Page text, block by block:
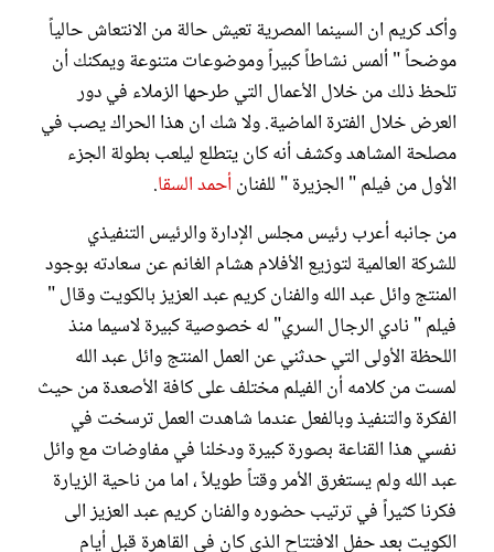
وأكد كريم ان السينما المصرية تعيش حالة من الانتعاش حالياً
موضحاً " ألمس نشاطاً كبيراً وموضوعات متنوعة ويمكنك أن
تلحظ ذلك من خلال الأعمال التي طرحها الزملاء في دور
العرض خلال الفترة الماضية. ولا شك ان هذا الحراك يصب في
مصلحة المشاهد وكشف أنه كان يتطلع ليلعب بطولة الجزء
الأول من فيلم " الجزيرة " للفنانأحمد السقا.
من جانبه أعرب رئيس مجلس الإدارة والرئيس التنفيذي
للشركة العالمية لتوزيع الأفلام هشام الغانم عن سعادته بوجود
المنتج وائل عبد الله والفنان كريم عبد العزيز بالكويت وقال "
فيلم " نادي الرجال السري" له خصوصية كبيرة لاسيما منذ
اللحظة الأولى التي حدثني عن العمل المنتج وائل عبد الله
لمست من كلامه أن الفيلم مختلف على كافة الأصعدة من حيث
الفكرة والتنفيذ وبالفعل عندما شاهدت العمل ترسخت في
نفسي هذا القناعة بصورة كبيرة ودخلنا في مفاوضات مع وائل
عبد الله ولم يستغرق الأمر وقتاً طويلاً ، اما من ناحية الزيارة
فكرنا كثيراً في ترتيب حضوره والفنان كريم عبد العزيز الى
الكويت بعد حفل الافتتاح الذي كان في القاهرة قبل أيام